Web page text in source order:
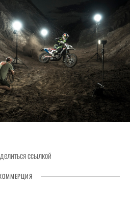
ссылкой